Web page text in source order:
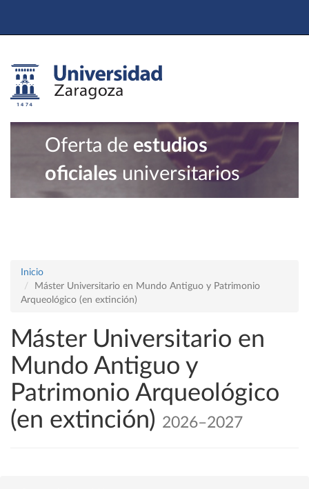
Oferta de estudios
oficiales universitarios
Inicio
Máster Universitario en Mundo Antiguo y Patrimonio
Arqueológico (en extinción)
Máster Universitario en
Mundo Antiguo y
Patrimonio Arqueológico
(en extinción) 2026–2027